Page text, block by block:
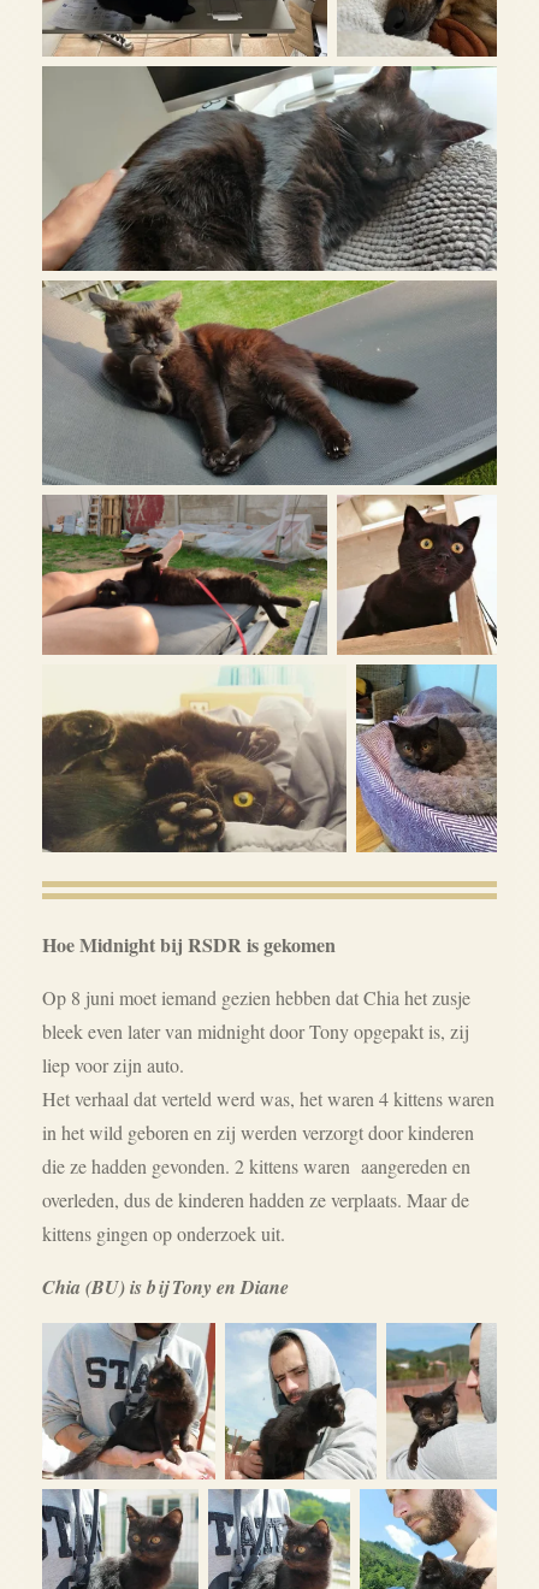
Hoe Midnight bij RSDR is gekomen
Op 8 juni moet iemand gezien hebben dat Chia het zusje
bleek even later van midnight door Tony opgepakt is, zij
liep voor zijn auto.
Het verhaal dat verteld werd was, het waren 4 kittens waren
in het wild geboren en zij werden verzorgt door kinderen
die ze hadden gevonden. 2 kittens waren aangereden en
overleden, dus de kinderen hadden ze verplaats. Maar de
kittens gingen op onderzoek uit.
Chia (BU) is bij Tony en Diane